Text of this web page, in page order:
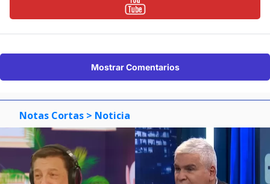
Mostrar Comentarios
Notas Cortas > Noticia